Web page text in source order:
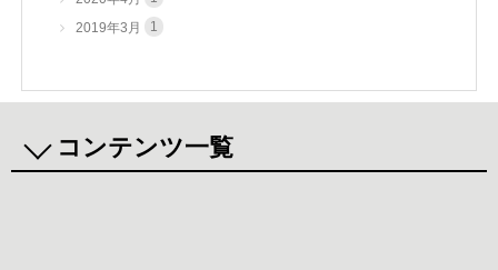
2019年3月
1
コンテンツ一覧